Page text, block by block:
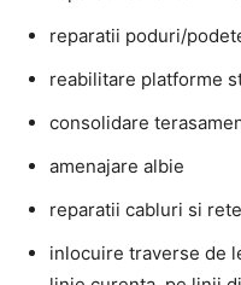
reparatii poduri/
reabilitare platforme
consolidare
amenajare albie
reparatii cabluri si
inlocuire traverse de